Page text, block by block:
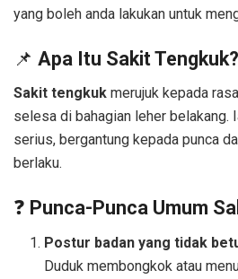
yang boleh anda lakukan untuk
📌 Apa Itu Sakit Tengkuk?
Sakit tengkuk merujuk kepada
selesa di bahagian leher belakang.
serius, bergantung kepada punca
berlaku.
❓ Punca-Punca Umum
Postur badan yang tidak
Duduk membongkok atau